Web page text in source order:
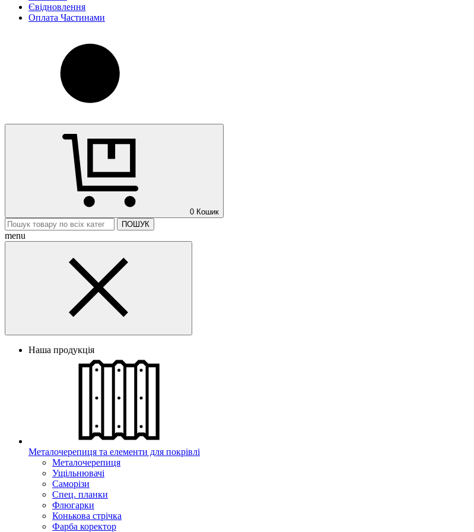
Євідновлення
Оплата Частинами
0 Кошик
ПОШУК
menu
Наша продукція
Металочерепиця та елементи для покрівлі
Металочерепиця
Ущільнювачі
Саморізи
Спец. планки
Флюгарки
Конькова стрічка
Фарба коректор